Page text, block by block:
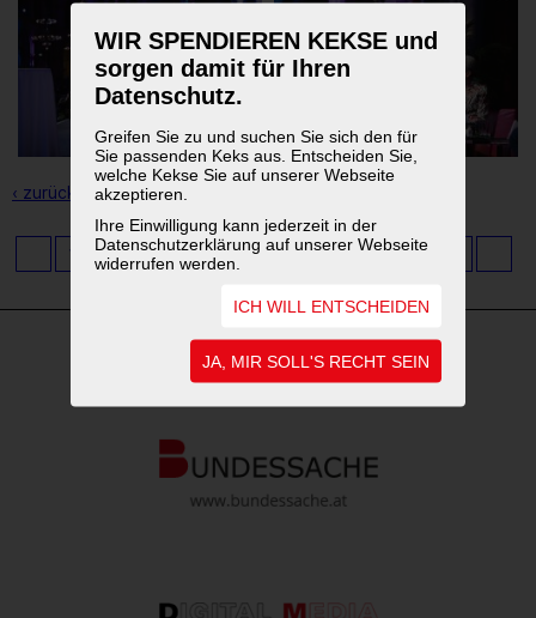
WIR SPENDIEREN KEKSE und
sorgen damit für Ihren
Datenschutz.
Greifen Sie zu und suchen Sie sich den für
Sie passenden Keks aus. Entscheiden Sie,
welche Kekse Sie auf unserer Webseite
akzeptieren.
Ihre Einwilligung kann jederzeit in der
Datenschutzerklärung auf unserer Webseite
widerrufen werden.
ICH WILL ENTSCHEIDEN
JA, MIR SOLL'S RECHT SEIN
‹ zurück zur Übersicht
2 3 4 5 6 7 8 9 ...